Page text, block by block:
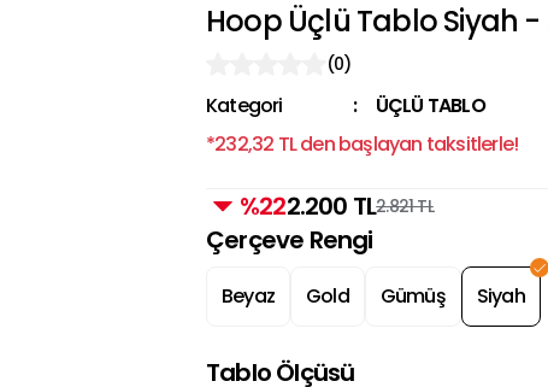
Hoop Üçlü Tablo Siyah -
(0)
Kategori
ÜÇLÜ TABLO
*232,32 TL den başlayan taksitlerle!
%222.200 TL2.821 TL
Çerçeve Rengi
Beyaz Gold Gümüş Siyah
Tablo Ölçüsü